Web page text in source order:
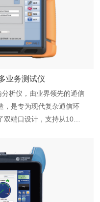
业务测试仪
析仪，由业界领先的通信
，是专为现代复杂通信环
端口设计，支持从10M